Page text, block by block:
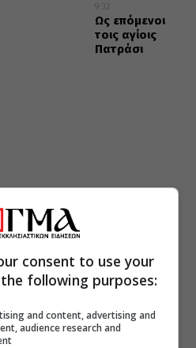
9:32
Ως επόμενοι
τοις αγίοις
Πατράσι
consent to use your
following purposes:
and content, advertising and
audience research and